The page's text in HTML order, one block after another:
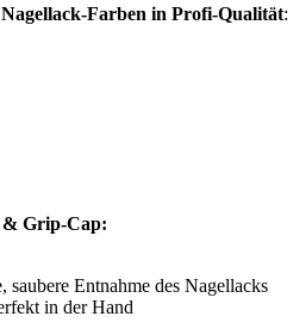
Nagellack-Farben in Profi-Qualität:
& Grip-Cap:
Entnahme des Nagellacks
in der Hand